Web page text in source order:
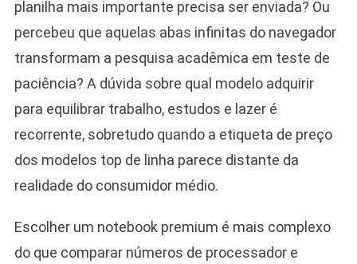
planilha mais importante precisa ser enviada? Ou
percebeu que aquelas abas infinitas do navegador
transformam a pesquisa acadêmica em teste de
paciência? A dúvida sobre qual modelo adquirir
para equilibrar trabalho, estudos e lazer é
recorrente, sobretudo quando a etiqueta de preço
dos modelos top de linha parece distante da
realidade do consumidor médio.
Escolher um notebook premium é mais complexo
do que comparar números de processador e